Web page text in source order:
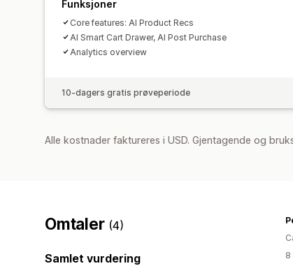
Funksjoner
Core features: AI Product Recs
AI Smart Cart Drawer, AI Post Purchase
Analytics overview
10-dagers gratis prøveperiode
Alle kostnader faktureres i USD. Gjentagende og
Omtaler (4)
Samlet vurdering
8